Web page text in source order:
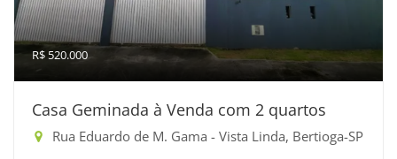
R$ 520.000
Casa Geminada à Venda com 2 quartos
Rua Eduardo de M. Gama - Vista Linda, Bertioga-SP